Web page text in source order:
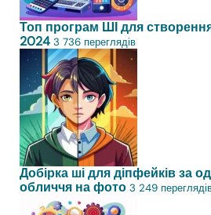
Топ програм ШІ для
2024 3 736 переглядів
Добірка ші для діпфейків за
обличчя на фото 3 249